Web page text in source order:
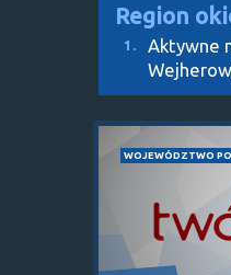
Region
1.
Aktywne
WOJEWÓDZTWO